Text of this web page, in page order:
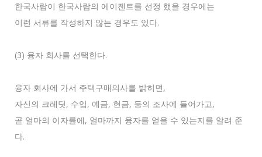
한국사람이 한국사람의 에이젠트를 선정 했을 경우에는
이런 서류를 작성하지 않는 경우도 있다.
(3) 융자 회사를 선택한다.
융자 회사에 가서 주택구매의사를 밝히면,
자신의 크레딧, 수입, 예금, 현금, 등의 조사에 들어가고,
곧 얼마의 이자률에, 얼마까지 융자를 얻을 수 있는지를 알려 준
다.